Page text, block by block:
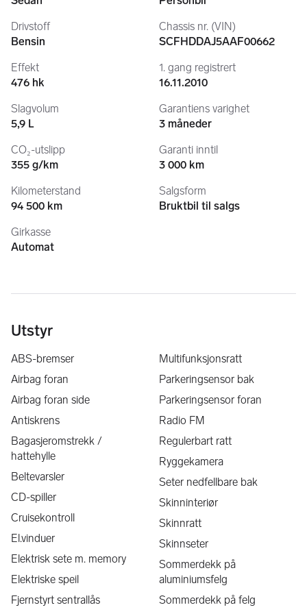
-Originale vinterhjul på felg 20" medfølger - (verdi 130.000,-)
-Bilen befinner seg i fin stand, må ses og høres for rett
inntrykk!
Telefon tid: alle dager fra 10:00 - 22:00
Tlf: 9305 2222 / 9303 2222
Ved innbytte ta med følgende i mail til oss:
Finansiering og forsikring:
Vi hjelper deg gjerne med finansiering og bilforsikring til
Ta kontakt for et uforpliktende tilbud!
Vi samarbeider med Brage Finans, DNB, SpareBank 1, If
Forsikring, Enter, Tryg, Fremtind og Gjensidige – slik at du får
Om Oss:
kvalitet, og sikkerhet. Vårt mål er å gi deg en god
Drivstoff
Bensin
Effekt
476 hk
Slagvolum
5,9 L
CO₂-utslipp
355 g/km
Kilometerstand
94 500 km
Girkasse
Automat
Chassis nr. (VIN)
SCFHDDAJ5AAF00662
1. gang registrert
16.11.2010
Garantiens varighet
3 måneder
Garanti inntil
3 000 km
Salgsform
Bruktbil til salgs
Utstyr
ABS-bremser
Airbag foran
Airbag foran side
Antiskrens
Bagasjeromstrekk /
hattehylle
Beltevarsler
CD-spiller
Cruisekontroll
El.vinduer
Elektrisk sete m. memory
Elektriske speil
Fjernstyrt sentrallås
Multifunksjonsratt
Parkeringsensor bak
Parkeringsensor foran
Radio FM
Regulerbart ratt
Ryggekamera
Seter nedfellbare bak
Skinninteriør
Skinnratt
Skinnseter
Sommerdekk på
aluminiumsfelg
Sommerdekk på felg